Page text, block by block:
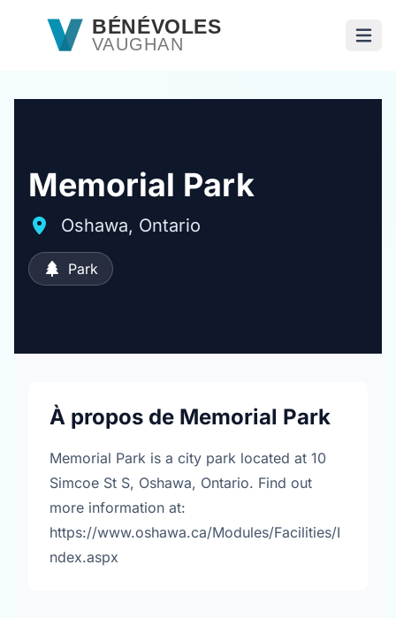
Passer au contenu principal
BÉNÉVOLES
VAUGHAN
Memorial Park
Oshawa, Ontario
Park
À propos de Memorial Park
Memorial Park is a city park located at 10
Simcoe St S, Oshawa, Ontario. Find out
more information at:
https://www.oshawa.ca/Modules/Facilities/I
ndex.aspx